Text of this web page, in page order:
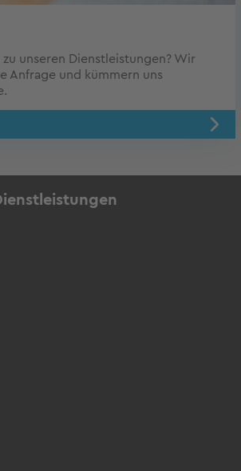
zu unseren Dienstleistungen? Wir
Anfrage und kümmern uns